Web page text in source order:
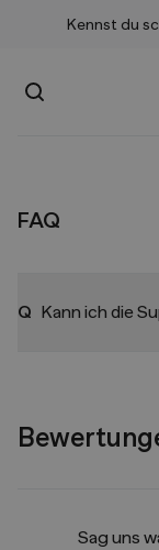
Kennst du
Suchen
FAQ
Q Kann ich die
Sag uns